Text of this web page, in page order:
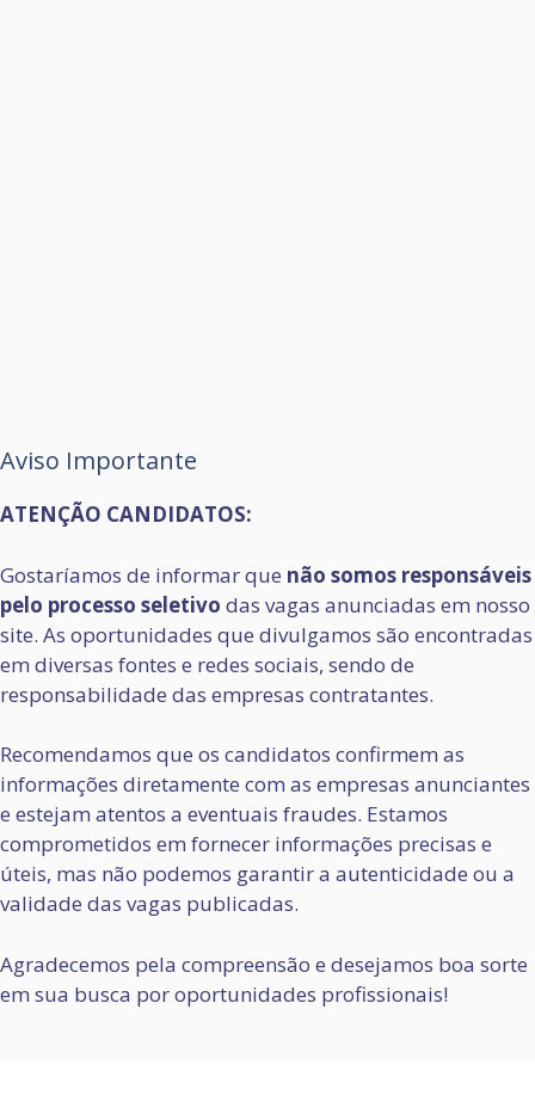
Aviso Importante
ATENÇÃO CANDIDATOS:
Gostaríamos de informar que não somos responsáveis
pelo processo seletivo das vagas anunciadas em nosso
site. As oportunidades que divulgamos são encontradas
em diversas fontes e redes sociais, sendo de
responsabilidade das empresas contratantes.
Recomendamos que os candidatos confirmem as
informações diretamente com as empresas anunciantes
e estejam atentos a eventuais fraudes. Estamos
comprometidos em fornecer informações precisas e
úteis, mas não podemos garantir a autenticidade ou a
validade das vagas publicadas.
Agradecemos pela compreensão e desejamos boa sorte
em sua busca por oportunidades profissionais!